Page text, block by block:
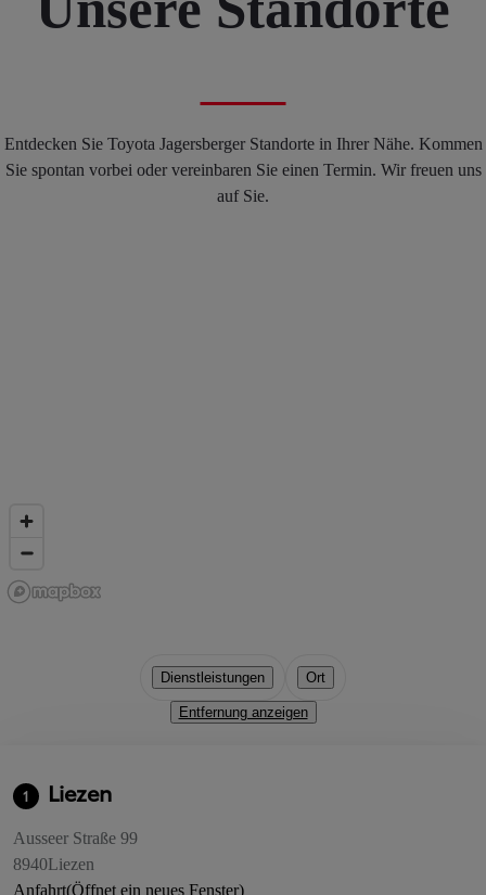
Entdecken Sie Toyota Jagersberger Standorte in Ihrer Nähe. Kommen
Sie spontan vorbei oder vereinbaren Sie einen Termin. Wir freuen uns
auf Sie.
Dienstleistungen Ort
Entfernung anzeigen
1 Liezen
Ausseer Straße 99
8940Liezen
Anfahrt(Öffnet ein neues Fenster)